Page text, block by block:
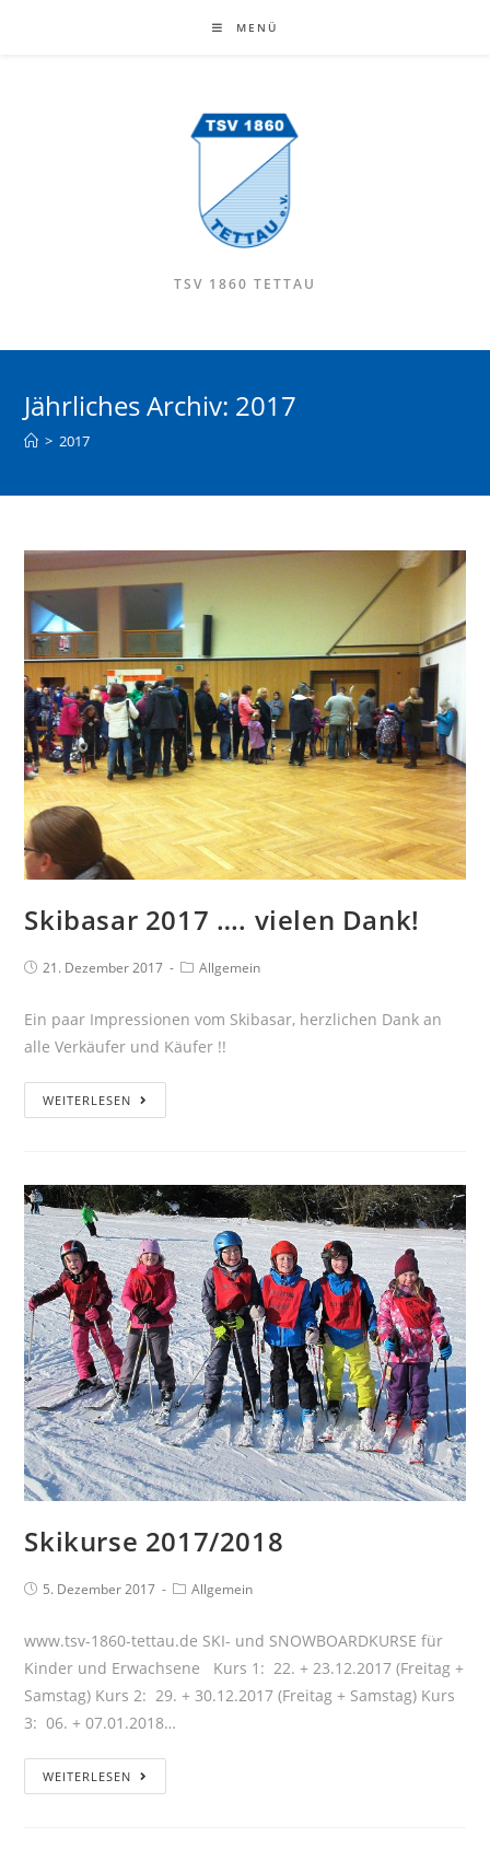
MENÜ
TSV 1860 TETTAU
Jährliches Archiv: 2017
> 2017
Skibasar 2017 …. vielen Dank!
21. Dezember 2017 Allgemein
Ein paar Impressionen vom Skibasar, herzlichen Dank an
alle Verkäufer und Käufer !!
WEITERLESEN
Skikurse 2017/2018
5. Dezember 2017 Allgemein
www.tsv-1860-tettau.de SKI- und SNOWBOARDKURSE für
Kinder und Erwachsene Kurs 1: 22. + 23.12.2017 (Freitag +
Samstag) Kurs 2: 29. + 30.12.2017 (Freitag + Samstag) Kurs
3: 06. + 07.01.2018…
WEITERLESEN